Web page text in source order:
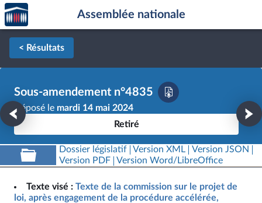
Aller au contenu
Aller en bas de la page
Accèder
à la
page
d'accueil
Assemblée nationale
< Résultats
Sous-amendement n°4835
Déposé le mardi 14 mai 2024
Retiré
Dossier législatif Version XML
Version JSON
Version PDF
Version Word/LibreOffice
Texte visé : Texte de la commission sur le projet de
loi, après engagement de la procédure accélérée,